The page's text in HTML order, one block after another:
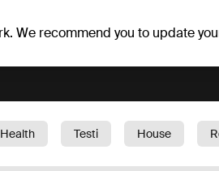
We recommend you to update
Health Testi House